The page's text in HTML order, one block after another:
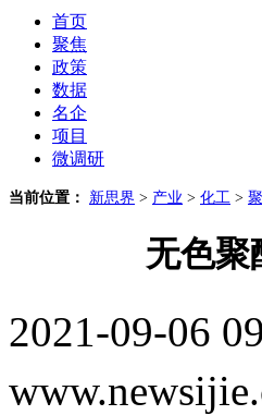
首页
聚焦
政策
数据
名企
项目
微调研
当前位置： 新思界 > 产业 > 化工 >
无色聚
2021-09-06